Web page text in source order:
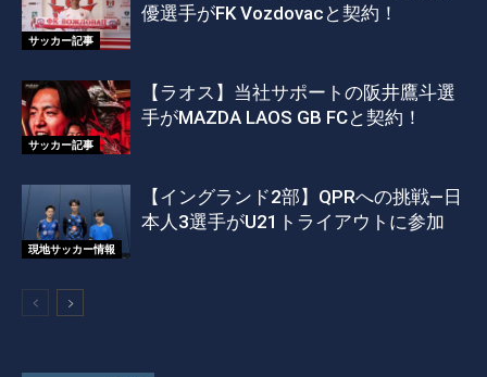
サッカー記事
優選手がFK Vozdovacと契約！
サッカー記事
【ラオス】当社サポートの阪井鷹斗選
手がMAZDA LAOS GB FCと契約！
現地サッカー情報
【イングランド2部】QPRへの挑戦―日
本人3選手がU21トライアウトに参加